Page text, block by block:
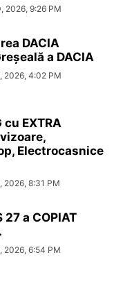
2026, 9:26 PM
DACIA
a DACIA
2026, 4:02 PM
EXTRA
Electrocasnice
2026, 8:31 PM
27 a COPIAT
2026, 6:54 PM